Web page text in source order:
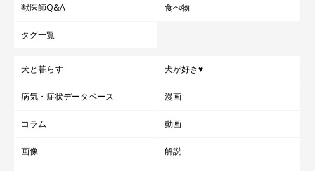
獣医師Q&A 食べ物
タグ一覧
犬と暮らす 犬が好き♥
病気・症状データベース 漫画
コラム 動画
画像 解説